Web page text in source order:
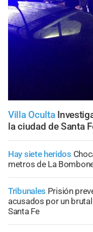
Villa Oculta
la ciudad de Santa
Hay siete heridos
metros de La
Tribunales Prisión
acusados por un
Santa Fe